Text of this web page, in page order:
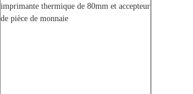
imprimante thermique de 80mm et accepteur
de pièce de monnaie